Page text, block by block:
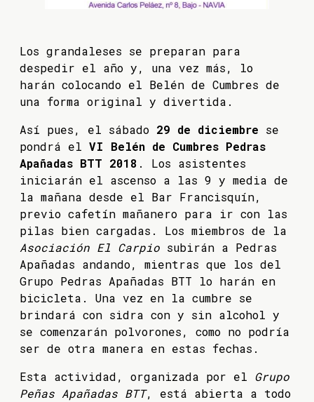
Los grandaleses se preparan para
despedir el año y, una vez más, lo
harán colocando el Belén de Cumbres de
una forma original y divertida.
Así pues, el sábado 29 de diciembre se
pondrá el VI Belén de Cumbres Pedras
Apañadas BTT 2018 . Los asistentes
iniciarán el ascenso a las 9 y media de
la mañana desde el Bar Francisquín,
previo cafetín mañanero para ir con las
pilas bien cargadas. Los miembros de la
Asociación El Carpio subirán a Pedras
Apañadas andando, mientras que los del
Grupo Pedras Apañadas BTT lo harán en
bicicleta. Una vez en la cumbre se
brindará con sidra con y sin alcohol y
se comenzarán polvorones, como no podría
ser de otra manera en estas fechas.
Esta actividad, organizada por el Grupo
Peñas Apañadas BTT, está abierta a todo